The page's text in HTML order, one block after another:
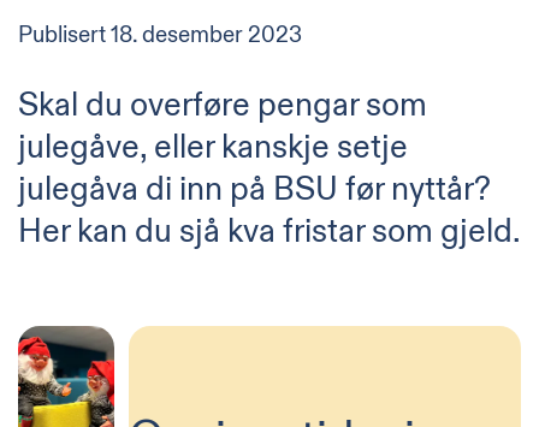
Publisert18. desember 2023
Skal du overføre pengar som
julegåve, eller kanskje setje
julegåva di inn på BSU før nyttår?
Her kan du sjå kva fristar som gjeld.